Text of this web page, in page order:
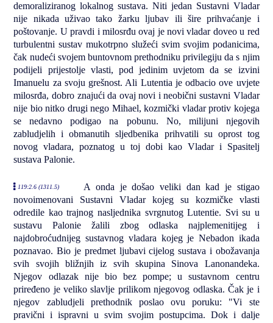
demoraliziranog lokalnog sustava. Niti jedan Sustavni Vladar
nije nikada uživao tako žarku ljubav ili šire prihvaćanje i
poštovanje. U pravdi i milosrđu ovaj je novi vladar doveo u red
turbulentni sustav mukotrpno služeći svim svojim podanicima,
čak nudeći svojem buntovnom prethodniku privilegiju da s njim
podijeli prijestolje vlasti, pod jedinim uvjetom da se izvini
Imanuelu za svoju grešnost. Ali Lutentia je odbacio ove uvjete
milosrđa, dobro znajući da ovaj novi i neobični sustavni Vladar
nije bio nitko drugi nego Mihael, kozmički vladar protiv kojega
se nedavno podigao na pobunu. No, milijuni njegovih
zabludjelih i obmanutih sljedbenika prihvatili su oprost tog
novog vladara, poznatog u toj dobi kao Vladar i Spasitelj
sustava Palonie.
119:2.6 (1311.5)
A onda je došao veliki dan kad je stigao
novoimenovani Sustavni Vladar kojeg su kozmičke vlasti
odredile kao trajnog nasljednika svrgnutog Lutentie. Svi su u
sustavu Palonie žalili zbog odlaska najplemenitijeg i
najdobroćudnijeg sustavnog vladara kojeg je Nebadon ikada
poznavao. Bio je predmet ljubavi cijelog sustava i obožavanja
svih svojih bližnjih iz svih skupina Sinova Lanonandeka.
Njegov odlazak nije bio bez pompe; u sustavnom centru
priređeno je veliko slavlje prilikom njegovog odlaska. Čak je i
njegov zabludjeli prethodnik poslao ovu poruku: "Vi ste
pravični i ispravni u svim svojim postupcima. Dok i dalje